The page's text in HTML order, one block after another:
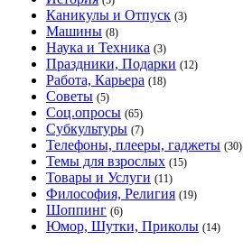
Каникулы и Отпуск (3)
Машины (8)
Наука и Техника (3)
Праздники, Подарки (12)
Работа, Карьера (18)
Советы (5)
Соц.опросы (65)
Субкультуры (7)
Телефоны, плееры, гаджеты (30)
Темы для взрослых (15)
Товары и Услуги (11)
Философия, Религия (19)
Шоппинг (6)
Юмор, Шутки, Приколы (14)